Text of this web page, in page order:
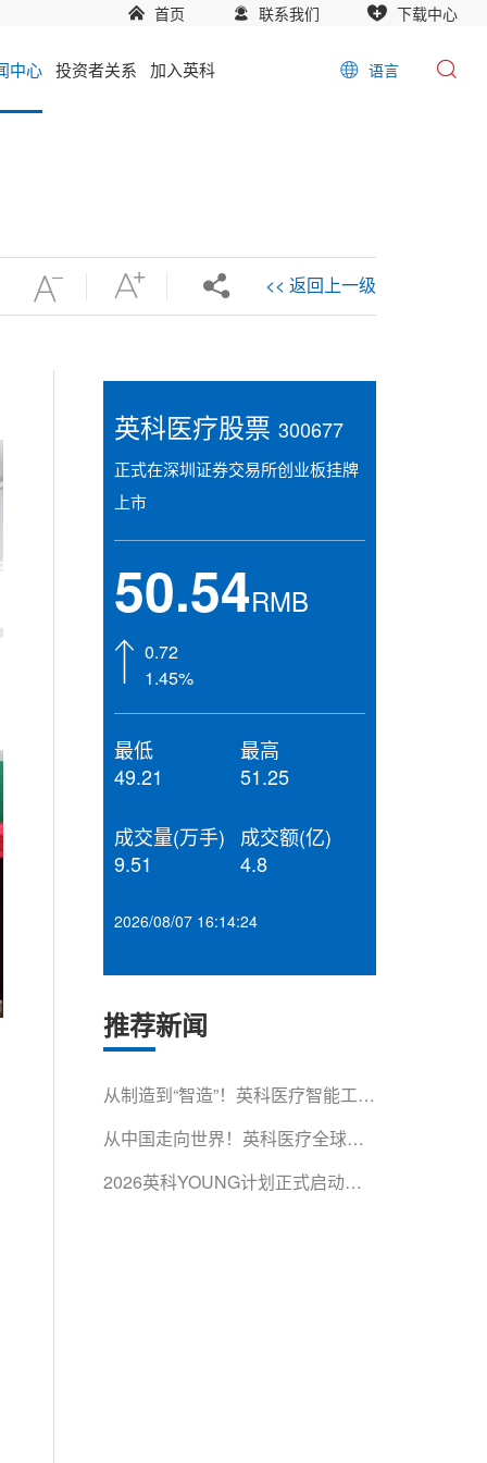
首页 联系我们 下载中心
语言
中心 投资者关系 加入英科
<< 返回上一级
英科医疗股票300677
正式在深圳证券交易所创业板挂牌
上市
50.54RMB
0.72
1.45%
最低
49.21
最高
51.25
成交量(万手)
9.51
成交额(亿)
4.8
2026/08/07 16:14:24
推荐新闻
从制造到“智造”！英科医疗智能工厂
获省级认证
从中国走向世界！英科医疗全球影
响力再获权威认可
2026英科YOUNG计划正式启动！